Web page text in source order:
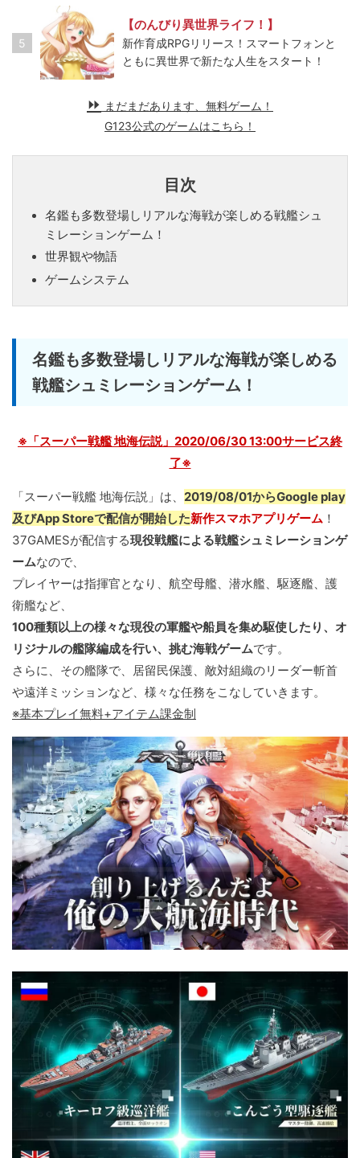
5
【のんびり異世界ライフ！】
新作育成RPGリリース！スマートフォンと
ともに異世界で新たな人生をスタート！
まだまだあります、無料ゲーム！
G123公式のゲームはこちら！
目次
名鑑も多数登場しリアルな海戦が楽しめる戦艦シュ
ミレーションゲーム！
世界観や物語
ゲームシステム
名鑑も多数登場しリアルな海戦が楽しめる
戦艦シュミレーションゲーム！
※「スーパー戦艦 地海伝説」2020/06/30 13:00サービス終
了※
「スーパー戦艦 地海伝説」は、 2019/08/01からGoogle play
及びApp Storeで配信が開始した新作スマホアプリゲーム ！
37GAMESが配信する現役戦艦による戦艦シュミレーションゲ
ームなので、
プレイヤーは指揮官となり、航空母艦、潜水艦、駆逐艦、護
衛艦など、
100種類以上の様々な現役の軍艦や船員を集め駆使したり、オ
リジナルの艦隊編成を行い、挑む海戦ゲームです。
さらに、その艦隊で、居留民保護、敵対組織のリーダー斬首
や遠洋ミッションなど、様々な任務をこなしていきます。
※基本プレイ無料+アイテム課金制